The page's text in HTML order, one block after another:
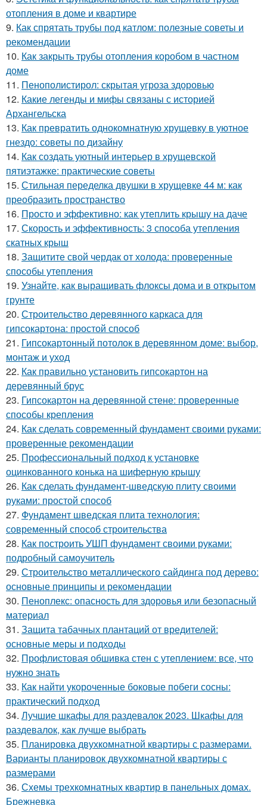
отопления в доме и квартире
9. Как спрятать трубы под катлом: полезные советы и
рекомендации
10. Как закрыть трубы отопления коробом в частном
доме
11. Пенополистирол: скрытая угроза здоровью
12. Какие легенды и мифы связаны с историей
Архангельска
13. Как превратить однокомнатную хрущевку в уютное
гнездо: советы по дизайну
14. Как создать уютный интерьер в хрущевской
пятиэтажке: практические советы
15. Стильная переделка двушки в хрущевке 44 м: как
преобразить пространство
16. Просто и эффективно: как утеплить крышу на даче
17. Скорость и эффективность: 3 способа утепления
скатных крыш
18. Защитите свой чердак от холода: проверенные
способы утепления
19. Узнайте, как выращивать флоксы дома и в открытом
грунте
20. Строительство деревянного каркаса для
гипсокартона: простой способ
21. Гипсокартонный потолок в деревянном доме: выбор,
монтаж и уход
22. Как правильно установить гипсокартон на
деревянный брус
23. Гипсокартон на деревянной стене: проверенные
способы крепления
24. Как сделать современный фундамент своими руками:
проверенные рекомендации
25. Профессиональный подход к установке
оцинкованного конька на шиферную крышу
26. Как сделать фундамент-шведскую плиту своими
руками: простой способ
27. Фундамент шведская плита технология:
современный способ строительства
28. Как построить УШП фундамент своими руками:
подробный самоучитель
29. Строительство металлического сайдинга под дерево:
основные принципы и рекомендации
30. Пеноплекс: опасность для здоровья или безопасный
материал
31. Защита табачных плантаций от вредителей:
основные меры и подходы
32. Профлистовая обшивка стен с утеплением: все, что
нужно знать
33. Как найти укороченные боковые побеги сосны:
практический подход
34. Лучшие шкафы для раздевалок 2023. Шкафы для
раздевалок, как лучше выбрать
35. Планировка двухкомнатной квартиры с размерами.
Варианты планировок двухкомнатной квартиры с
размерами
36. Схемы трехкомнатных квартир в панельных домах.
Брежневка